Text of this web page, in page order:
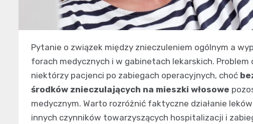
Pytanie o związek między znieczuleniem ogólnym a
forach medycznych i w gabinetach lekarskich.
niektórzy pacjenci po zabiegach operacyjnych, choć
środków znieczulających na mieszki włosowe
medycznym. Warto rozróżnić faktyczne działanie
innych czynników towarzyszących hospitalizacji i